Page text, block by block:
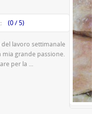
Valutazione media:
una pizza famosissima a Napoli
g di farina rimacinata a pietra 0